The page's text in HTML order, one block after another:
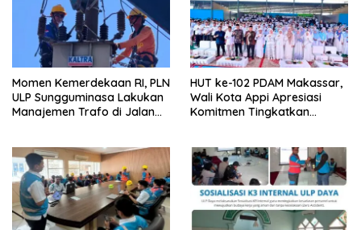
Momen Kemerdekaan RI, PLN
ULP Sungguminasa Lakukan
Manajemen Trafo di Jalan
HUT ke-102 PDAM Makassar,
Wali Kota Appi Apresiasi
Komitmen Tingkatkan